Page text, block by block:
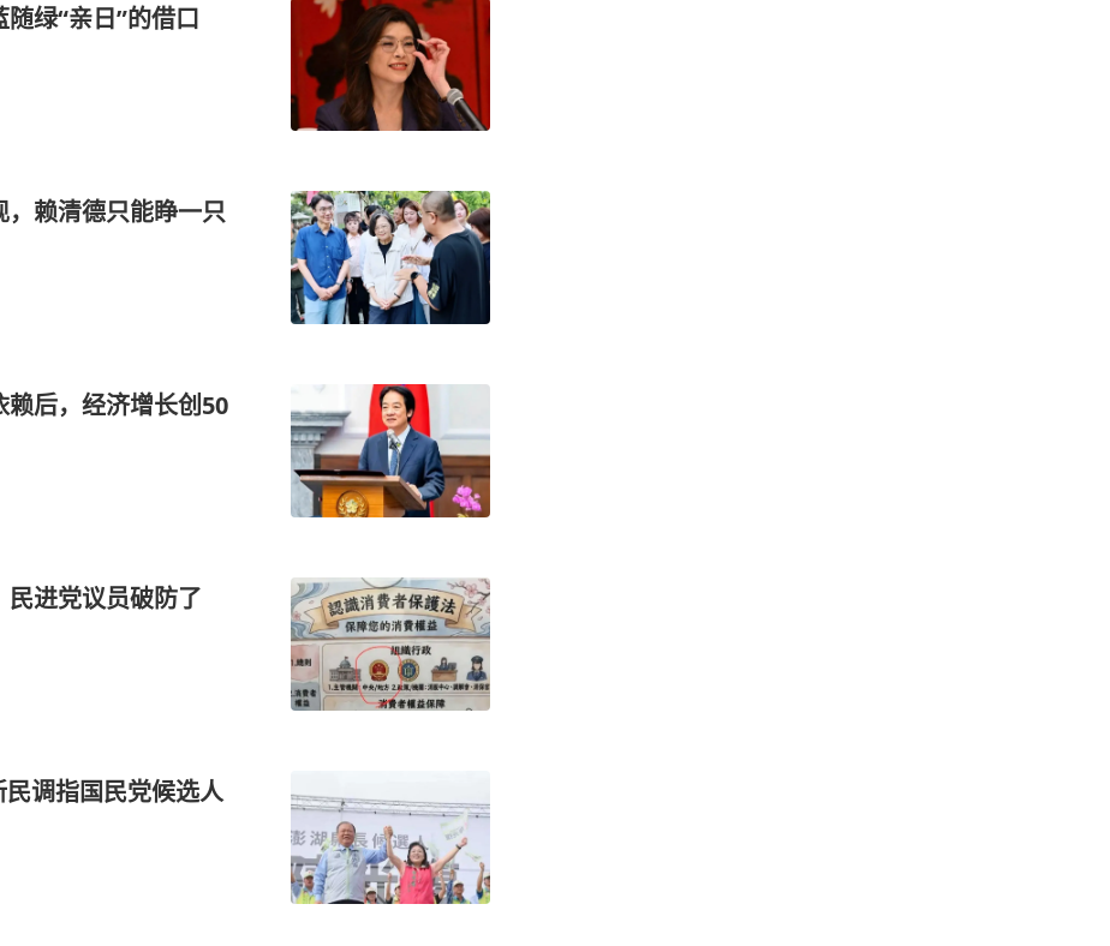
绿“亲日”的借口
赖清德只能睁一只
后，经济增长创50
进党议员破防了
调指国民党候选人